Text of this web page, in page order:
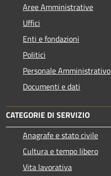
Aree Amministrative
Uffici
Enti e fondazioni
Politici
Personale Amministrativo
Documenti e dati
CATEGORIE DI SERVIZIO
Anagrafe e stato civile
Cultura e tempo libero
Vita lavorativa